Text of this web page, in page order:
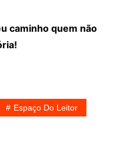
caminho quem não
Espaço Do Leitor